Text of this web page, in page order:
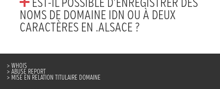
EST-IL POSSIBLE D’ENREGISTRER DES
NOMS DE DOMAINE IDN OU À DEUX
CARACTÈRES EN .ALSACE ?
WHOIS
ABUSE REPORT
MISE EN RELATION TITULAIRE DOMAINE